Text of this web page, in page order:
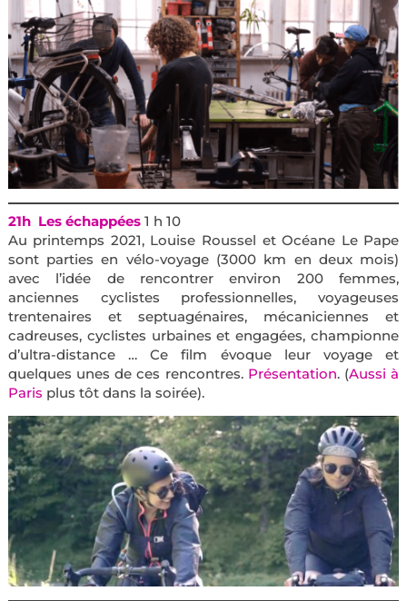
21h Les échappées1 h 10
Au printemps 2021, Louise Roussel et Océane Le Pape
sont parties en vélo-voyage (3000 km en deux mois)
avec l’idée de rencontrer environ 200 femmes,
anciennes cyclistes professionnelles, voyageuses
trentenaires et septuagénaires, mécaniciennes et
cadreuses, cyclistes urbaines et engagées, championne
d’ultra-distance … Ce film évoque leur voyage et
quelques unes de ces rencontres. Présentation. (Aussi à
Paris plus tôt dans la soirée).